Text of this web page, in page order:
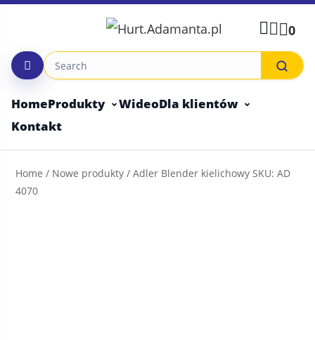
Skip
0
HomeProdukty WideoDla klientów
Kontakt
Home / Nowe produkty / Adler Blender kielichowy SKU: AD
4070